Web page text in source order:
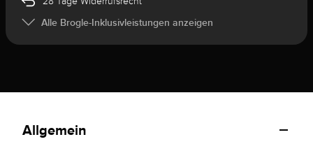
Alle Brogle-Inklusivleistungen anzeigen
Allgemein